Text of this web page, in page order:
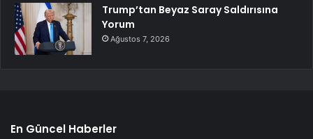
Trump’tan Beyaz Saray Saldırısına
Yorum
Ağustos 7, 2026
En Güncel Haberler